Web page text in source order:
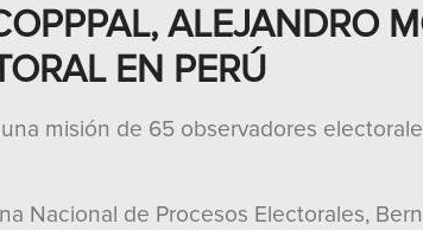
ALEJANDRO
EN PERÚ
misión de 65 observadores
Nacional de Procesos Electorales,